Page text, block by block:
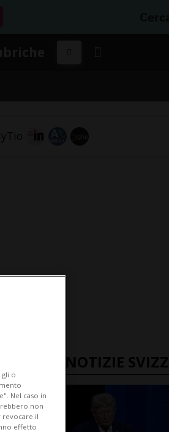
ULTIME NOTIZIE
o
Nel caso in
non
revocare il
effetto